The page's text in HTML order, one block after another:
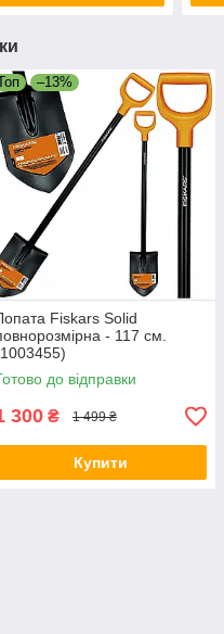
–13%
Fiskars Solid
- 117 см.
до відправки
300 ₴ 1 499 ₴
Купити